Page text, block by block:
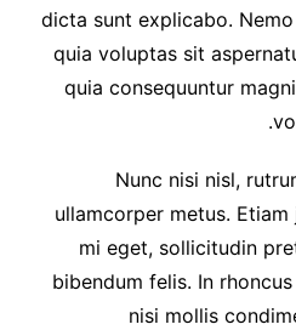
dicta sunt explicabo.
quia voluptas sit
quia consequuntur
Nunc nisi nisl,
ullamcorper metus.
mi eget, sollicitudin
bibendum felis. In
nisi mollis